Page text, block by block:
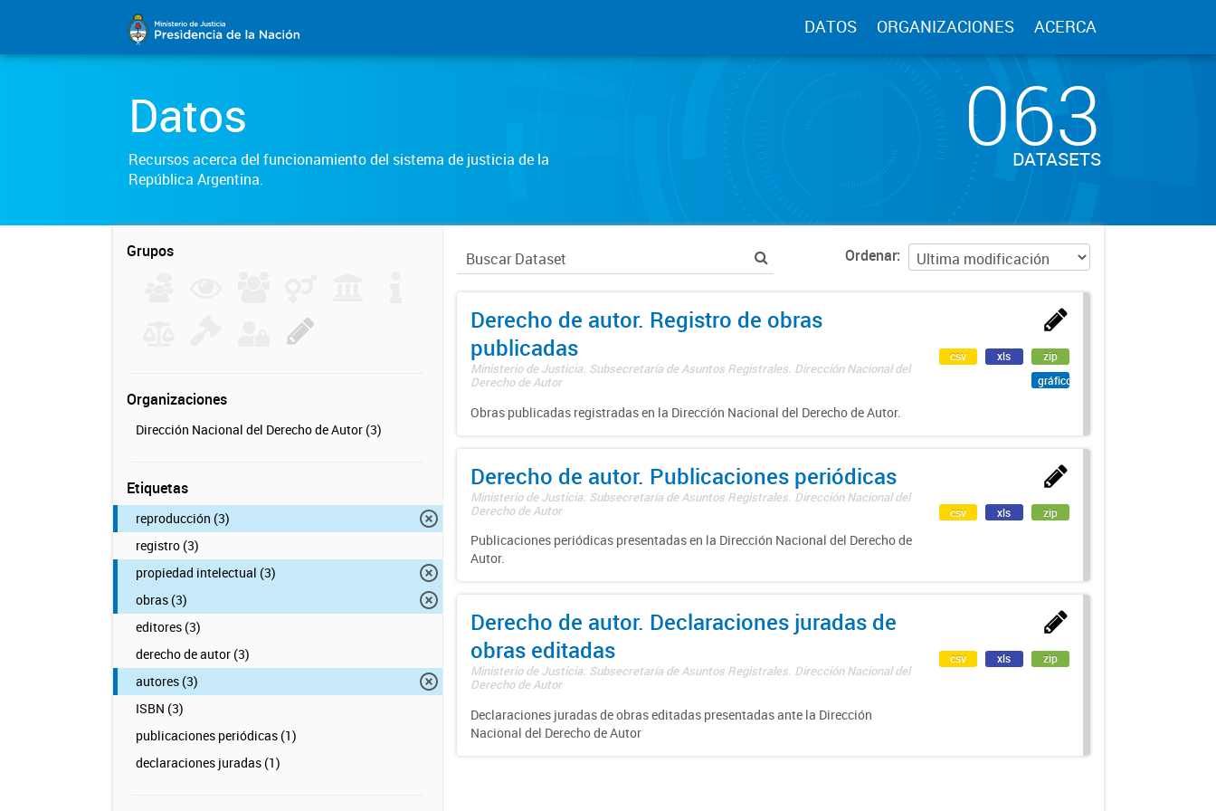
DATOS ORGANIZACIONES ACERCA
Datos
Recursos acerca del funcionamiento del sistema de justicia de la
República Argentina.
063
DATASETS
Grupos
Organizaciones
Dirección Nacional del Derecho de Autor (3)
Etiquetas
reproducción (3)
registro (3)
propiedad intelectual (3)
obras (3)
editores (3)
derecho de autor (3)
autores (3)
ISBN (3)
publicaciones periódicas (1)
declaraciones juradas (1)
Ordenar
Derecho de autor. Registro de obras
publicadas
Ministerio de Justicia. Subsecretaría de Asuntos Registrales. Dirección Nacional del
Derecho de Autor
Obras publicadas registradas en la Dirección Nacional del Derecho de Autor.
csv xls
zip
gráfico
Derecho de autor. Publicaciones periódicas
Ministerio de Justicia. Subsecretaría de Asuntos Registrales. Dirección Nacional del
Derecho de Autor
Publicaciones periódicas presentadas en la Dirección Nacional del Derecho de
Autor.
csv xls zip
Derecho de autor. Declaraciones juradas de
obras editadas
Ministerio de Justicia. Subsecretaría de Asuntos Registrales. Dirección Nacional del
Derecho de Autor
Declaraciones juradas de obras editadas presentadas ante la Dirección
Nacional del Derecho de Autor
csv xls zip